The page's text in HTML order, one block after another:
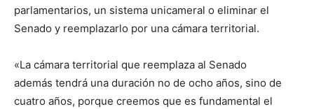
parlamentarios, un sistema unicameral o eliminar el
Senado y reemplazarlo por una cámara territorial.
«La cámara territorial que reemplaza al Senado
además tendrá una duración no de ocho años, sino de
cuatro años, porque creemos que es fundamental el